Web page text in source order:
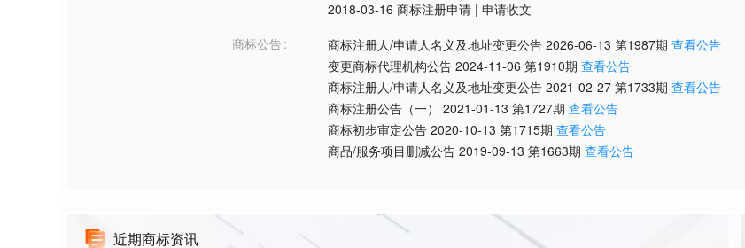
2018-03-16 商标注册申请 | 申请收文
商标公告
商标注册人/申请人名义及地址变更公告 2026-06-13 第1987期 查看公告
变更商标代理机构公告 2024-11-06 第1910期 查看公告
商标注册人/申请人名义及地址变更公告 2021-02-27 第1733期 查看公告
商标注册公告（一）
2021-01-13 第1727期 查看公告
商标初步审定公告 2020-10-13 第1715期 查看公告
商品/服务项目删减公告 2019-09-13 第1663期 查看公告
近期商标资讯